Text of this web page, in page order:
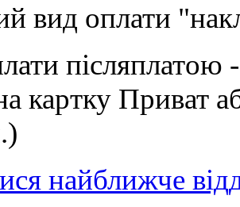
вид оплати
післяплатою
картку Приват
найближче